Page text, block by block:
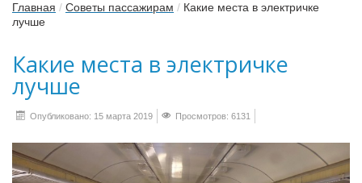
Главная / Советы пассажирам / Какие места в электричке
лучше
Какие места в электричке
лучше
Опубликовано: 15 марта 2019 Просмотров: 6131